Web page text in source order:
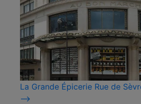
La Grande Épicerie Rue de
⟶